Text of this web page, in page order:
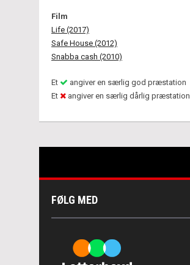
Film
Life (2017)
Safe House (2012)
Snabba cash (2010)
Et
angiver en særlig god præstation
Et
angiver en særlig dårlig præstation
FØLG MED